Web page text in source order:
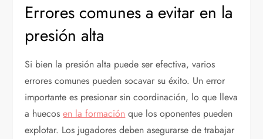
Errores comunes a evitar en la
presión alta
Si bien la presión alta puede ser efectiva, varios
errores comunes pueden socavar su éxito. Un error
importante es presionar sin coordinación, lo que lleva
a huecosen la formación que los oponentes pueden
explotar. Los jugadores deben asegurarse de trabajar